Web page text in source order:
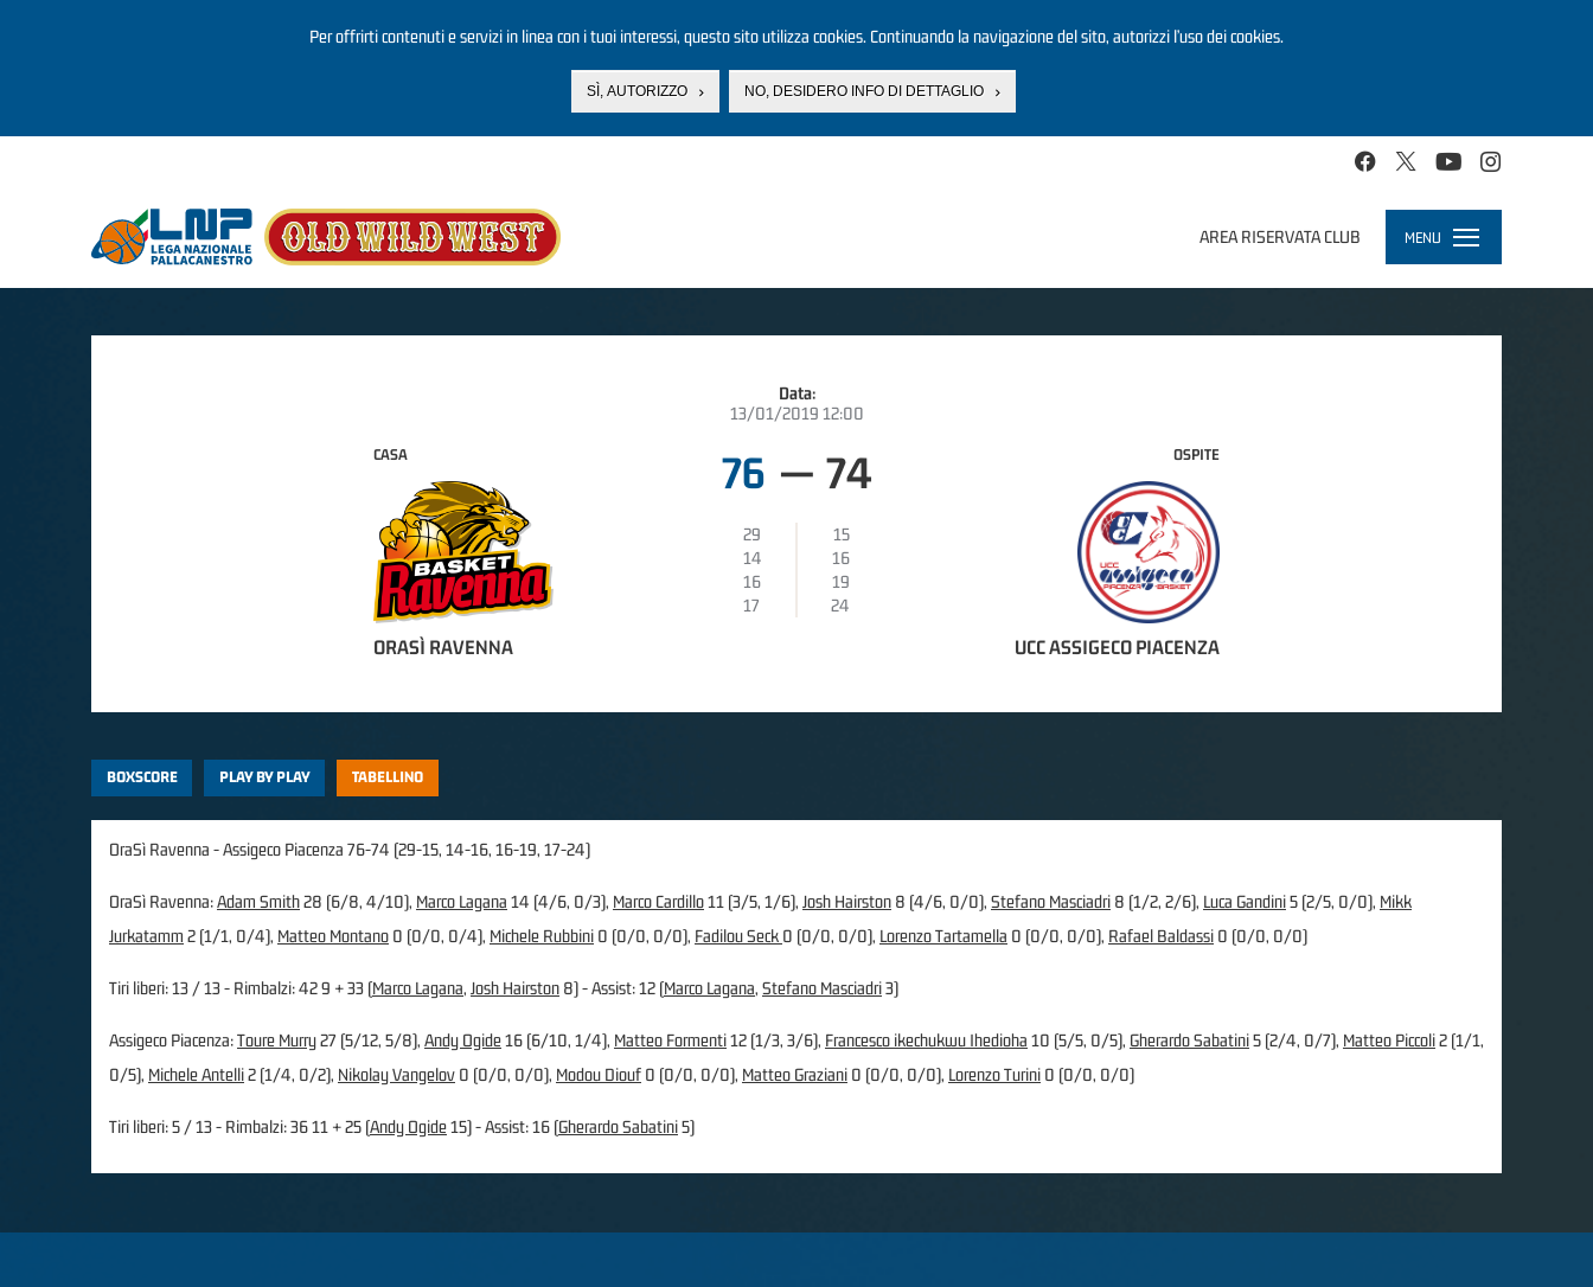
Per offrirti contenuti e servizi in linea con i tuoi interessi, questo sito utilizza cookies. Continuando la navigazione del sito, autorizzi l’uso dei cookies.
SÌ, AUTORIZZO NO, DESIDERO INFO DI DETTAGLIO
AREA RISERVATA CLUB MENU
Toggle
navigation
Data:
13/01/2019 12:00
CASA
ORASÌ RAVENNA
76 — 74
29
15
14
16
16
19
17
24
OSPITE
UCC ASSIGECO PIACENZA
BOXSCORE PLAY BY PLAY TABELLINO
OraSì Ravenna - Assigeco Piacenza 76-74 (29-15, 14-16, 16-19, 17-24)
OraSì Ravenna:Adam Smith28 (6/8, 4/10), Marco Lagana 14 (4/6, 0/3), Marco Cardillo11 (3/5, 1/6), Josh Hairston 8 (4/6, 0/0), Stefano Masciadri 8 (1/2, 2/6), Luca Gandini5 (2/5, 0/0), Mikk
Jurkatamm 2 (1/1, 0/4), Matteo Montano 0 (0/0, 0/4), Michele Rubbini 0 (0/0, 0/0), Fadilou Seck 0 (0/0, 0/0), Lorenzo Tartamella 0 (0/0, 0/0), Rafael Baldassi 0 (0/0, 0/0)
Tiri liberi: 13 / 13 - Rimbalzi: 42 9 + 33 (Marco Lagana, Josh Hairston 8) - Assist: 12 (Marco Lagana, Stefano Masciadri3)
Assigeco Piacenza:Toure Murry27 (5/12, 5/8), Andy Ogide16 (6/10, 1/4), Matteo Formenti12 (1/3, 3/6), Francesco ikechukwu Ihedioha 10 (5/5, 0/5), Gherardo Sabatini5 (2/4, 0/7), Matteo Piccoli2 (1/1,
0/5), Michele Antelli2 (1/4, 0/2), Nikolay Vangelov 0 (0/0, 0/0), Modou Diouf 0 (0/0, 0/0), Matteo Graziani 0 (0/0, 0/0), Lorenzo Turini 0 (0/0, 0/0)
Tiri liberi: 5 / 13 - Rimbalzi: 36 11 + 25 (Andy Ogide15) - Assist: 16 (Gherardo Sabatini5)